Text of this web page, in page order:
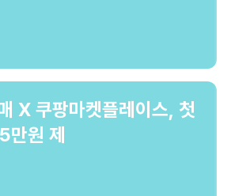
X 쿠팡마켓플레이스, 첫
만원 제